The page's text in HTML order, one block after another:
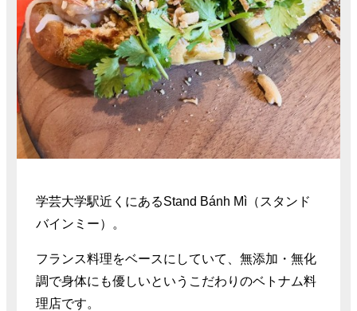
学芸大学駅近くにあるStand Bánh Mì（スタンド
バインミー）。
フランス料理をベースにしていて、無添加・無化
調で身体にも優しいというこだわりのベトナム料
理店です。